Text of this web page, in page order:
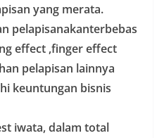
yang merata.
pelapisanakanterbebas
effect ,finger effect
pelapisan lainnya
keuntungan bisnis
iwata, dalam total